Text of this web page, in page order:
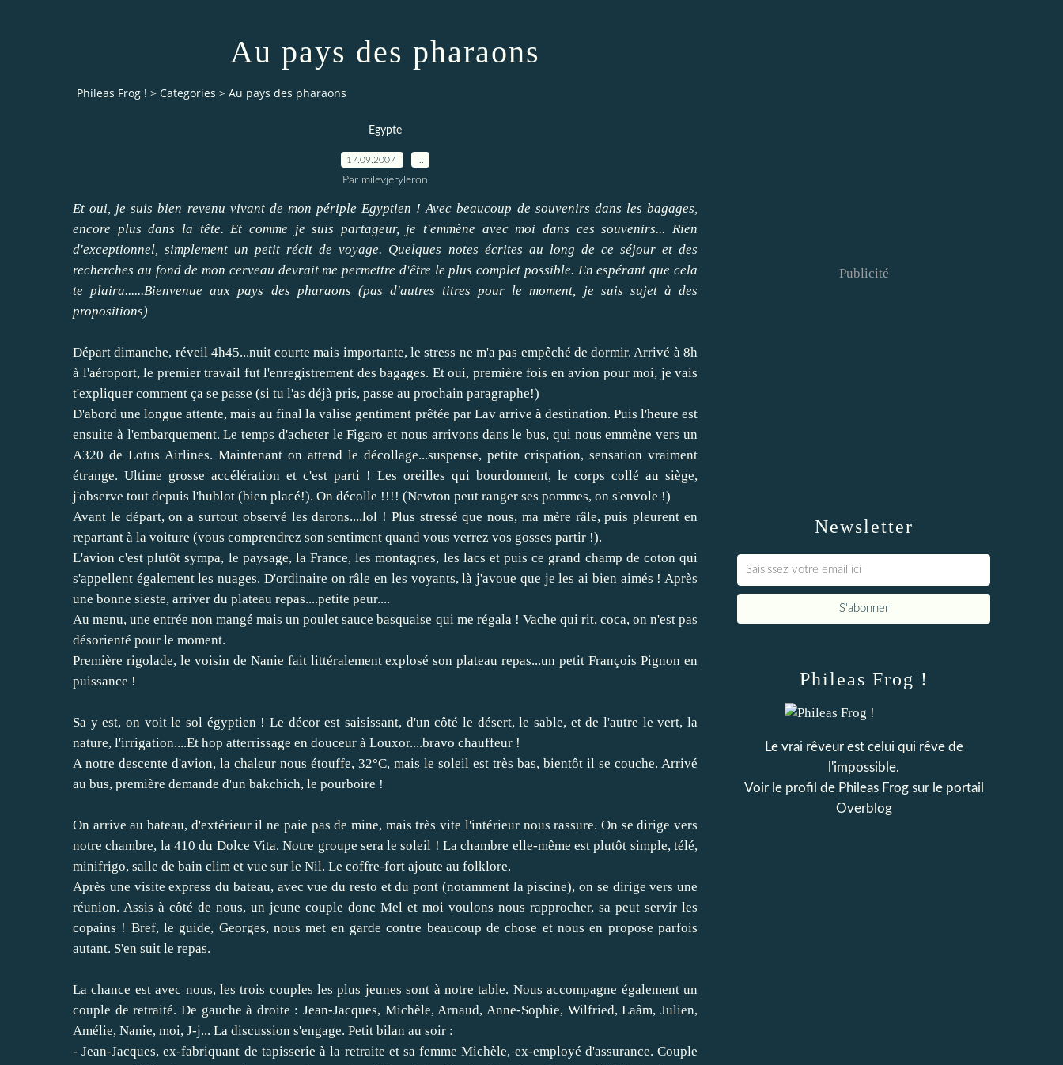
Au pays des pharaons
Phileas Frog ! > Categories > Au pays des pharaons
Egypte
17.09.2007
Par milevjeryleron
Et oui, je suis bien revenu vivant de mon périple Egyptien ! Avec beaucoup de souvenirs dans les bagages,
encore plus dans la tête. Et comme je suis partageur, je t'emmène avec moi dans ces souvenirs... Rien
d'exceptionnel, simplement un petit récit de voyage. Quelques notes écrites au long de ce séjour et des
recherches au fond de mon cerveau devrait me permettre d'être le plus complet possible. En espérant que cela
te plaira......Bienvenue aux pays des pharaons (pas d'autres titres pour le moment, je suis sujet à des
propositions)
Départ dimanche, réveil 4h45...nuit courte mais importante, le stress ne m'a pas empêché de dormir. Arrivé à 8h
à l'aéroport, le premier travail fut l'enregistrement des bagages. Et oui, première fois en avion pour moi, je vais
t'expliquer comment ça se passe (si tu l'as déjà pris, passe au prochain paragraphe!)
D'abord une longue attente, mais au final la valise gentiment prêtée par Lav arrive à destination. Puis l'heure est
ensuite à l'embarquement. Le temps d'acheter le Figaro et nous arrivons dans le bus, qui nous emmène vers un
A320 de Lotus Airlines. Maintenant on attend le décollage...suspense, petite crispation, sensation vraiment
étrange. Ultime grosse accélération et c'est parti ! Les oreilles qui bourdonnent, le corps collé au siège,
j'observe tout depuis l'hublot (bien placé!). On décolle !!!! (Newton peut ranger ses pommes, on s'envole !)
Avant le départ, on a surtout observé les darons....lol ! Plus stressé que nous, ma mère râle, puis pleurent en
repartant à la voiture (vous comprendrez son sentiment quand vous verrez vos gosses partir !).
L'avion c'est plutôt sympa, le paysage, la France, les montagnes, les lacs et puis ce grand champ de coton qui
s'appellent également les nuages. D'ordinaire on râle en les voyants, là j'avoue que je les ai bien aimés ! Après
une bonne sieste, arriver du plateau repas....petite peur....
Au menu, une entrée non mangé mais un poulet sauce basquaise qui me régala ! Vache qui rit, coca, on n'est pas
désorienté pour le moment.
Première rigolade, le voisin de Nanie fait littéralement explosé son plateau repas...un petit François Pignon en
puissance !
Sa y est, on voit le sol égyptien ! Le décor est saisissant, d'un côté le désert, le sable, et de l'autre le vert, la
nature, l'irrigation....Et hop atterrissage en douceur à Louxor....bravo chauffeur !
A notre descente d'avion, la chaleur nous étouffe, 32°C, mais le soleil est très bas, bientôt il se couche. Arrivé
au bus, première demande d'un bakchich, le pourboire !
On arrive au bateau, d'extérieur il ne paie pas de mine, mais très vite l'intérieur nous rassure. On se dirige vers
notre chambre, la 410 du Dolce Vita. Notre groupe sera le soleil ! La chambre elle-même est plutôt simple, télé,
minifrigo, salle de bain clim et vue sur le Nil. Le coffre-fort ajoute au folklore.
Après une visite express du bateau, avec vue du resto et du pont (notamment la piscine), on se dirige vers une
réunion. Assis à côté de nous, un jeune couple donc Mel et moi voulons nous rapprocher, sa peut servir les
copains ! Bref, le guide, Georges, nous met en garde contre beaucoup de chose et nous en propose parfois
autant. S'en suit le repas.
La chance est avec nous, les trois couples les plus jeunes sont à notre table. Nous accompagne également un
couple de retraité. De gauche à droite : Jean-Jacques, Michèle, Arnaud, Anne-Sophie, Wilfried, Laâm, Julien,
Amélie, Nanie, moi, J-j... La discussion s'engage. Petit bilan au soir :
- Jean-Jacques, ex-fabriquant de tapisserie à la retraite et sa femme Michèle, ex-employé d'assurance. Couple
Newsletter
Publicité
Phileas Frog !
Le vrai rêveur est celui qui rêve de
l'impossible.
Voir le profil de Phileas Frogsur le portail
Overblog